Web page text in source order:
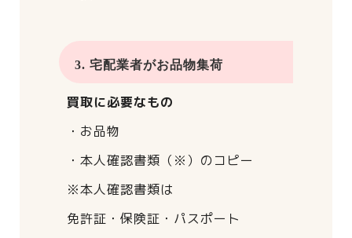
3. 宅配業者がお品物集荷
買取に必要なもの
・お品物
・本人確認書類（※）のコピー
※本人確認書類は
免許証・保険証・パスポート